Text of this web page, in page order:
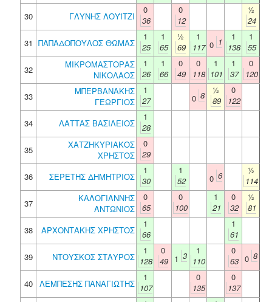
30
ΓΛΥΝΗΣ ΛΟΥΪΤΖΙ
0
36
0
12
½
24
31 ΠΑΠΑΔΟΠΟΥΛΟΣ ΘΩΜΑΣ
1
25
1
65
½
69
1
117 0 1
1
138
1
55
32
ΜΙΚΡΟΜΑΣΤΟΡΑΣ
ΝΙΚΟΛΑΟΣ
1
26
1
66
0
49
0
118
1
101
1
37
0
120
33
ΜΠΕΡΒΑΝΑΚΗΣ
ΓΕΩΡΓΙΟΣ
1
27
0 8
½
89
0
122
34
ΛΑΤΤΑΣ ΒΑΣΙΛΕΙΟΣ
1
28
35
ΧΑΤΖΗΚΥΡΙΑΚΟΣ
ΧΡΗΣΤΟΣ
0
29
36
ΣΕΡΕΤΗΣ ΔΗΜΗΤΡΙΟΣ
1
30
1
52
0 6
½
114
37
ΚΑΛΟΓΙΑΝΝΗΣ
ΑΝΤΩΝΙΟΣ
0
65
0
100
1
21
0
32
½
81
38
ΑΡΧΟΝΤΑΚΗΣ ΧΡΗΣΤΟΣ
1
66
1
61
39
ΝΤΟΥΣΚΟΣ ΣΤΑΥΡΟΣ
1
128
0
49
1 3
1
110
0
63 0 8
40 ΛΕΜΠΕΣΗΣ ΠΑΝΑΓΙΩΤΗΣ
1
107
0
135
0
137